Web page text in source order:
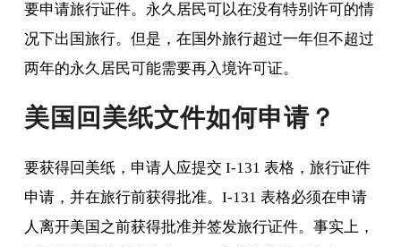
要申请旅行证件。永久居民可以在没有特别许可的情
况下出国旅行。但是，在国外旅行超过一年但不超过
两年的永久居民可能需要再入境许可证。
美国回美纸文件如何申请？
要获得回美纸，申请人应提交 I-131 表格，旅行证件
申请，并在旅行前获得批准。I-131 表格必须在申请
人离开美国之前获得批准并签发旅行证件。事实上，